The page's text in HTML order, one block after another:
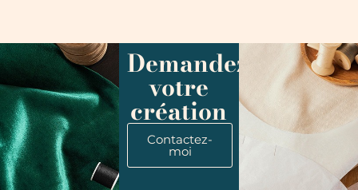
Demandez
votre
création
Contactez-
moi